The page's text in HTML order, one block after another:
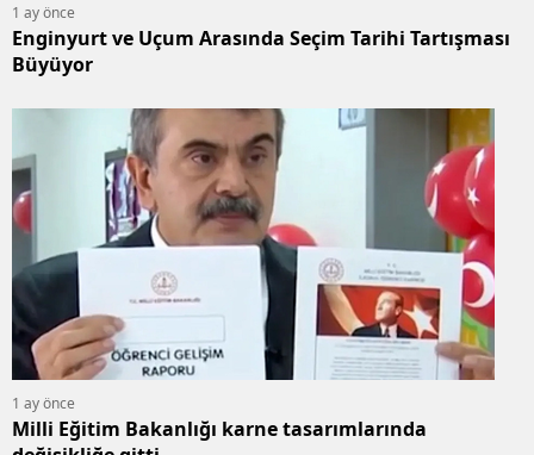
1 ay önce
Enginyurt ve Uçum Arasında Seçim Tarihi Tartışması
Büyüyor
1 ay önce
Milli Eğitim Bakanlığı karne tasarımlarında